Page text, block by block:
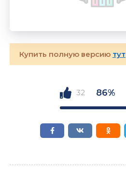
Купить полную версию тут
32 86%